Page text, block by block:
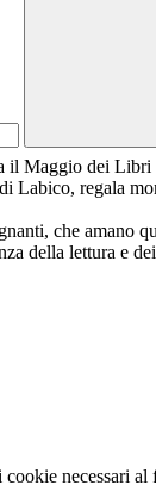
il Maggio dei Libri
regala
che amano
della lettura e
necessari